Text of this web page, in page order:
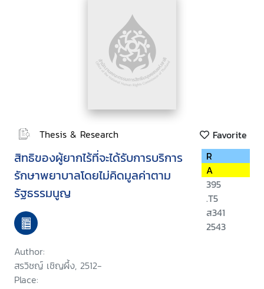
Thesis & Research Favorite
สิทธิของผู้ยากไร้ที่จะได้รับการบริการ
รักษาพยาบาลโดยไม่คิดมูลค่าตาม
รัฐธรรมนูญ
Author:
สรวิชญ์ เชิญผึ้ง, 2512-
Place:
R
A
395
.T5
ส341
2543